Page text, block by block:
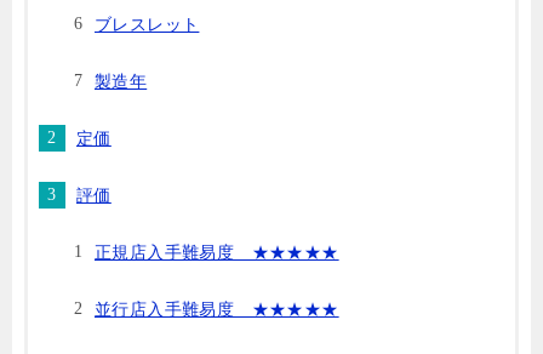
ブレスレット
製造年
定価
評価
正規店入手難易度 ★★★★★
並行店入手難易度 ★★★★★